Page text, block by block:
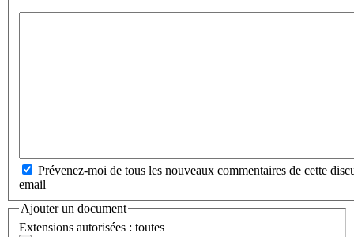
Prévenez-moi de tous les nouveaux commentaires de cette
email
Ajouter un document
Extensions autorisées : toutes